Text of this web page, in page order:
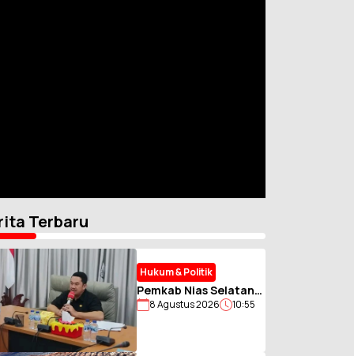
Terbaru
Hukum & Politik
Pemkab Nias Selatan
Fasilitasi
8 Agustus 2026 10:55